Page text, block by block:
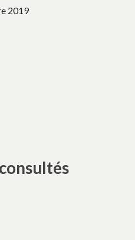
2019